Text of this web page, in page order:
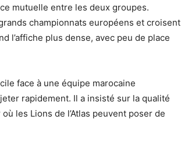
mutuelle entre les deux groupes.
championnats européens et croisent
l’affiche plus dense, avec peu de place
face à une équipe marocaine
rapidement. Il a insisté sur la qualité
les Lions de l’Atlas peuvent poser de